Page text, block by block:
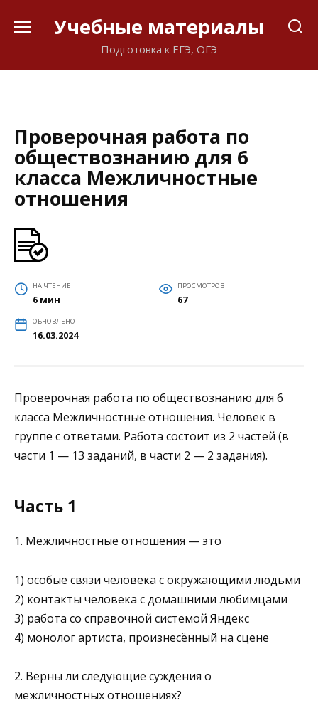
Учебные материалы
Подготовка к ЕГЭ, ОГЭ
Проверочная работа по
обществознанию для 6
класса Межличностные
отношения
НА ЧТЕНИЕ
6 мин
ПРОСМОТРОВ
67
ОБНОВЛЕНО
16.03.2024
Проверочная работа по обществознанию для 6
класса Межличностные отношения. Человек в
группе с ответами. Работа состоит из 2 частей (в
части 1 — 13 заданий, в части 2 — 2 задания).
Часть 1
1. Межличностные отношения — это
1) особые связи человека с окружающими людьми
2) контакты человека с домашними любимцами
3) работа со справочной системой Яндекс
4) монолог артиста, произнесённый на сцене
2. Верны ли следующие суждения о
межличностных отношениях?